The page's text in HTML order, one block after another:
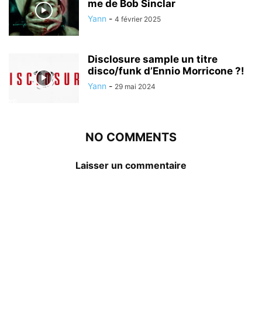
me de Bob Sinclar
Yann - 4 février 2025
Disclosure sample un titre
disco/funk d’Ennio Morricone ?!
Yann - 29 mai 2024
NO COMMENTS
Laisser un commentaire